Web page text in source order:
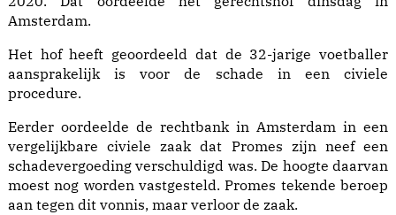
Amsterdam.
Het hof heeft geoordeeld dat de 32-jarige voetballer
aansprakelijk is voor de schade in een civiele
procedure.
Eerder oordeelde de rechtbank in Amsterdam in een
vergelijkbare civiele zaak dat Promes zijn neef een
schadevergoeding verschuldigd was. De hoogte daarvan
moest nog worden vastgesteld. Promes tekende beroep
aan tegen dit vonnis, maar verloor de zaak.